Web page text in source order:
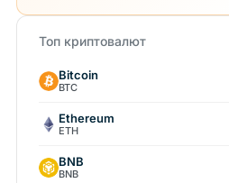
Топ криптовалют
Bitcoin
BTC
Ethereum
ETH
BNB
BNB